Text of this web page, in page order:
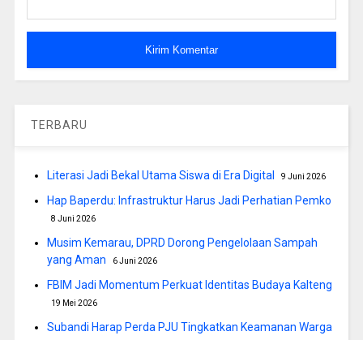
TERBARU
Literasi Jadi Bekal Utama Siswa di Era Digital 9 Juni 2026
Hap Baperdu: Infrastruktur Harus Jadi Perhatian Pemko
8 Juni 2026
Musim Kemarau, DPRD Dorong Pengelolaan Sampah
yang Aman
6 Juni 2026
FBIM Jadi Momentum Perkuat Identitas Budaya Kalteng
19 Mei 2026
Subandi Harap Perda PJU Tingkatkan Keamanan Warga